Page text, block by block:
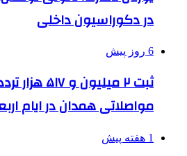
در دکوراسیون داخلی
6 روز پیش
ثبت ۲ میلیون
مواصلاتی همدان در ایام
1 هفته پیش